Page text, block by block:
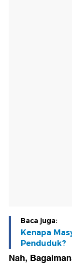
Baca juga:
Kenapa
Penduduk?
Nah,